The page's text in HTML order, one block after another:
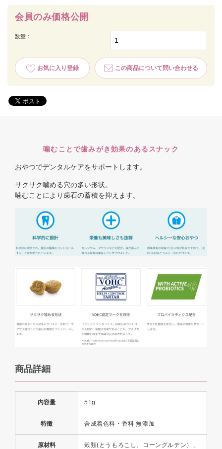
会員のみ価格公開
数量：
お気に入り登録 この商品について問い合わせる
噛むことで歯みがき効果のあるスナック
おやつでデンタルケアをサポートします。
サクサク噛める穴の多い形状。
噛むことにより歯石の蓄積を抑えます。
商品詳細
内容量 51g
特徴 合成着色料・香料 無添加
原材料
穀類(とうもろこし、コーングルテン）、